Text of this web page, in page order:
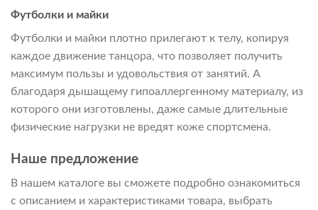
Футболки и майки
Футболки и майки плотно прилегают к телу, копируя
каждое движение танцора, что позволяет получить
максимум пользы и удовольствия от занятий. А
благодаря дышащему гипоаллергенному материалу, из
которого они изготовлены, даже самые длительные
физические нагрузки не вредят коже спортсмена.
Наше предложение
В нашем каталоге вы сможете подробно ознакомиться
с описанием и характеристиками товара, выбрать